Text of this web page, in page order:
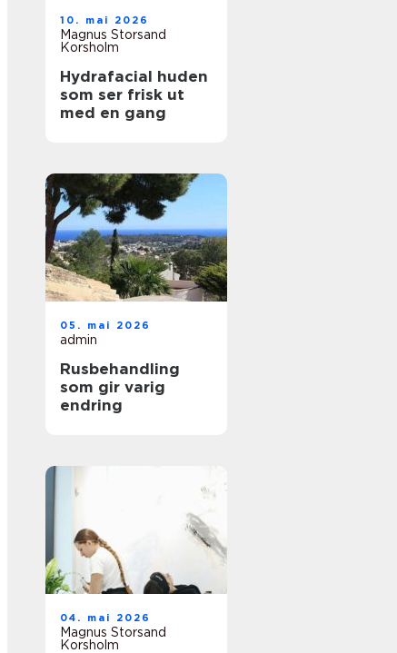
10. mai 2026
Magnus Storsand
Korsholm
Hydrafacial huden
som ser frisk ut
med en gang
05. mai 2026
admin
Rusbehandling
som gir varig
endring
04. mai 2026
Magnus Storsand
Korsholm